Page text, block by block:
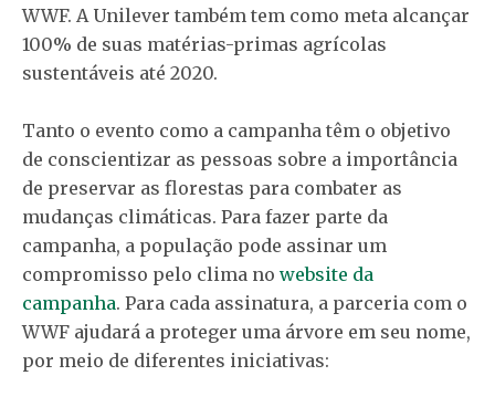
WWF. A Unilever também tem como meta alcançar
100% de suas matérias-primas agrícolas
sustentáveis até 2020.
Tanto o evento como a campanha têm o objetivo
de conscientizar as pessoas sobre a importância
de preservar as florestas para combater as
mudanças climáticas. Para fazer parte da
campanha, a população pode assinar um
compromisso pelo clima no website da
campanha. Para cada assinatura, a parceria com o
WWF ajudará a proteger uma árvore em seu nome,
por meio de diferentes iniciativas: